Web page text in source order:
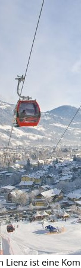
Lienz ist eine
- Bilder
der